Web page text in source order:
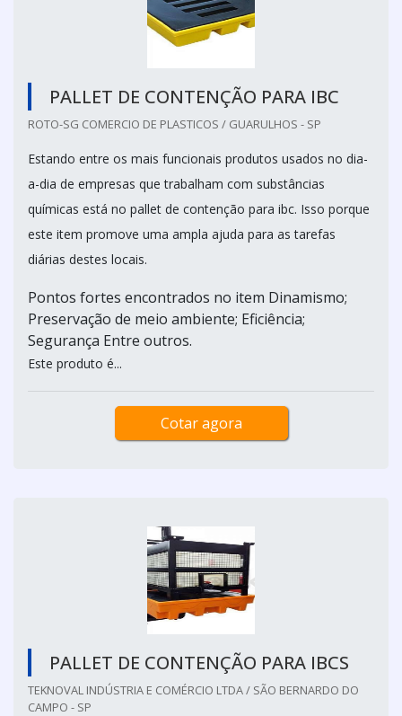
PALLET DE CONTENÇÃO PARA IBC
ROTO-SG COMERCIO DE PLASTICOS / GUARULHOS - SP
Estando entre os mais funcionais produtos usados no dia-
a-dia de empresas que trabalham com substâncias
químicas está no pallet de contenção para ibc. Isso porque
este item promove uma ampla ajuda para as tarefas
diárias destes locais.
Pontos fortes encontrados no item Dinamismo;
Preservação de meio ambiente; Eficiência;
Segurança Entre outros.
Este produto é...
Cotar agora
PALLET DE CONTENÇÃO PARA IBCS
TEKNOVAL INDÚSTRIA E COMÉRCIO LTDA / SÃO BERNARDO DO
CAMPO - SP